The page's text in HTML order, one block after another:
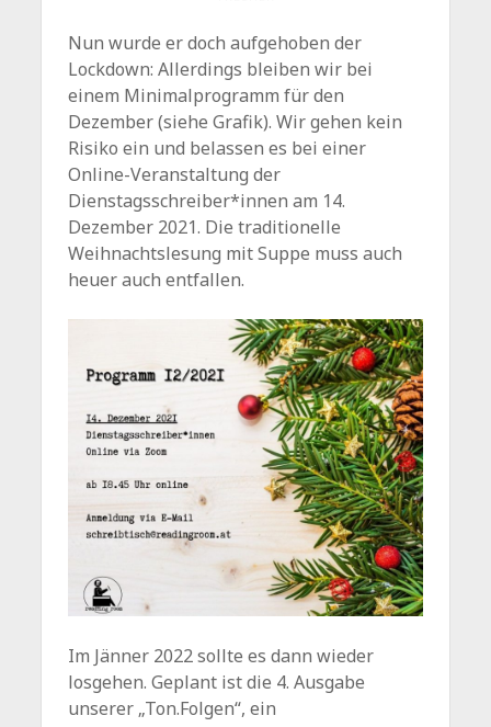
Nun wurde er doch aufgehoben der
Lockdown: Allerdings bleiben wir bei
einem Minimalprogramm für den
Dezember (siehe Grafik). Wir gehen kein
Risiko ein und belassen es bei einer
Online-Veranstaltung der
Dienstagsschreiber*innen am 14.
Dezember 2021. Die traditionelle
Weihnachtslesung mit Suppe muss auch
heuer auch entfallen.
Im Jänner 2022 sollte es dann wieder
losgehen. Geplant ist die 4. Ausgabe
unserer „Ton.Folgen“, ein